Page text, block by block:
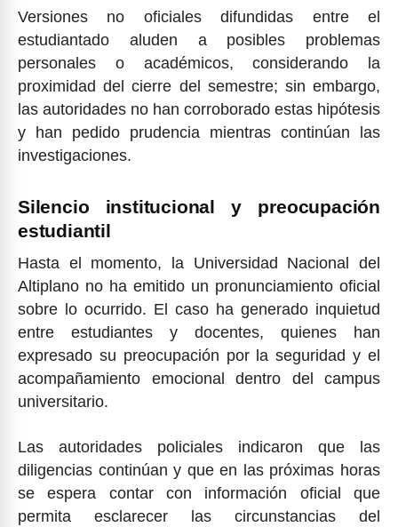
Versiones no oficiales difundidas entre el
estudiantado aluden a posibles problemas
personales o académicos, considerando la
proximidad del cierre del semestre; sin embargo,
las autoridades no han corroborado estas hipótesis
y han pedido prudencia mientras continúan las
investigaciones.
Silencio institucional y preocupación
estudiantil
Hasta el momento, la Universidad Nacional del
Altiplano no ha emitido un pronunciamiento oficial
sobre lo ocurrido. El caso ha generado inquietud
entre estudiantes y docentes, quienes han
expresado su preocupación por la seguridad y el
acompañamiento emocional dentro del campus
universitario.
Las autoridades policiales indicaron que las
diligencias continúan y que en las próximas horas
se espera contar con información oficial que
permita esclarecer las circunstancias del